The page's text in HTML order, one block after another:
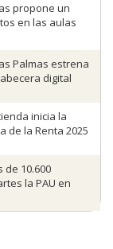
propone un
en las aulas
Palmas estrena
digital
inicia la
de la Renta 2025
de 10.600
la PAU en